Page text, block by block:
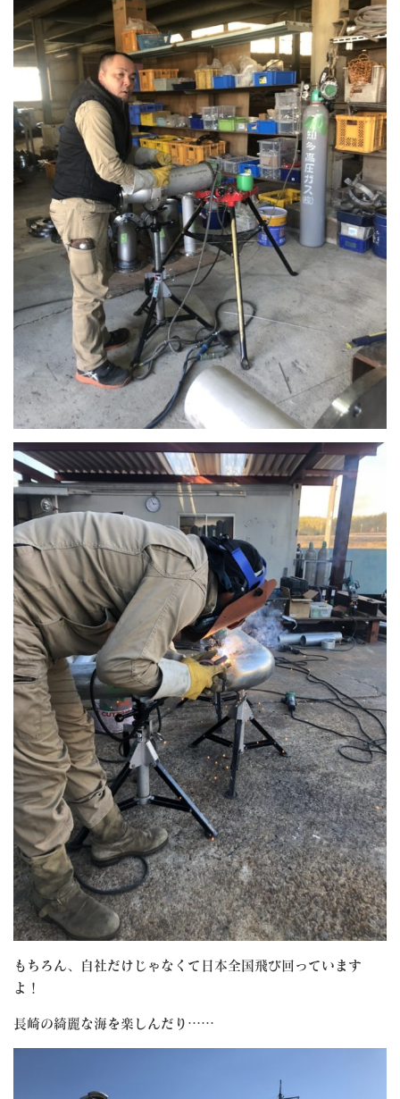
もちろん、自社だけじゃなくて日本全国飛び回っています
よ！
長崎の綺麗な海を楽しんだり……